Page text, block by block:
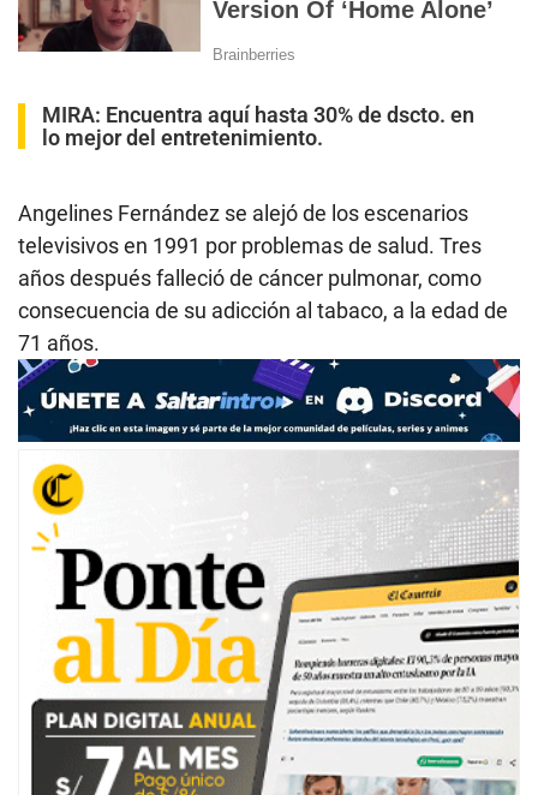
MIRA: Encuentra aquí hasta 30% de dscto. en
lo mejor del entretenimiento.
Angelines Fernández se alejó de los escenarios
televisivos en 1991 por problemas de salud. Tres
años después falleció de cáncer pulmonar, como
consecuencia de su adicción al tabaco, a la edad de
71 años.